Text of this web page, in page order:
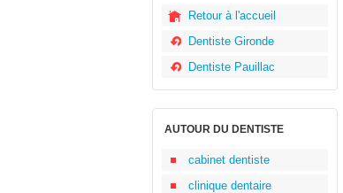
Retour à l'accueil
Dentiste Gironde
Dentiste Pauillac
AUTOUR DU DENTISTE
cabinet dentiste
clinique dentaire